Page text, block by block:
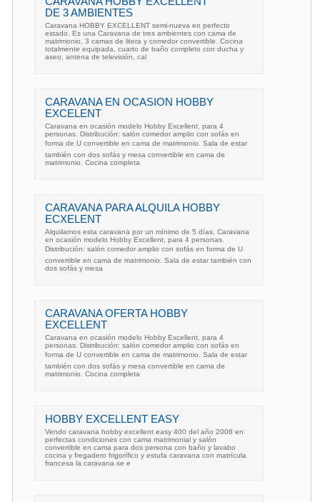
DE 3 AMBIENTES
Caravana HOBBY EXCELLENT semi-nueva en perfecto
estado. Es una Caravana de tres ambientes con cama de
matrimonio, 3 camas de litera y comedor convertible. Cocina
totalmente equipada, cuarto de baño completo con ducha y
aseo, antena de televisión, cal
CARAVANA EN OCASION HOBBY
EXCELENT
Caravana en ocasión modelo Hobby Excellent, para 4
personas. Distribución: salón comedor amplio con sofás en
forma de U convertible en cama de matrimonio. Sala de estar
también con dos sofás y mesa convertible en cama de
matrimonio. Cocina completa
CARAVANA PARA ALQUILA HOBBY
ECXELENT
Alquilamos esta caravana por un mínimo de 5 días, Caravana
en ocasión modelo Hobby Excellent, para 4 personas.
Distribución: salón comedor amplio con sofás en forma de U
convertible en cama de matrimonio. Sala de estar también con
dos sofás y mesa
CARAVANA OFERTA HOBBY
EXCELLENT
Caravana en ocasión modelo Hobby Excellent, para 4
personas. Distribución: salón comedor amplio con sofás en
forma de U convertible en cama de matrimonio. Sala de estar
también con dos sofás y mesa convertible en cama de
matrimonio. Cocina completa
HOBBY EXCELLENT EASY
Vendo caravana hobby excellent easy 400 del año 2006 en
perfectas condiciones con cama matrimonial y salón
convertible en cama para dos persona con baño y lavabo
cocina y fregadero frigorífico y estufa caravana con matrícula
francesa la caravana se e